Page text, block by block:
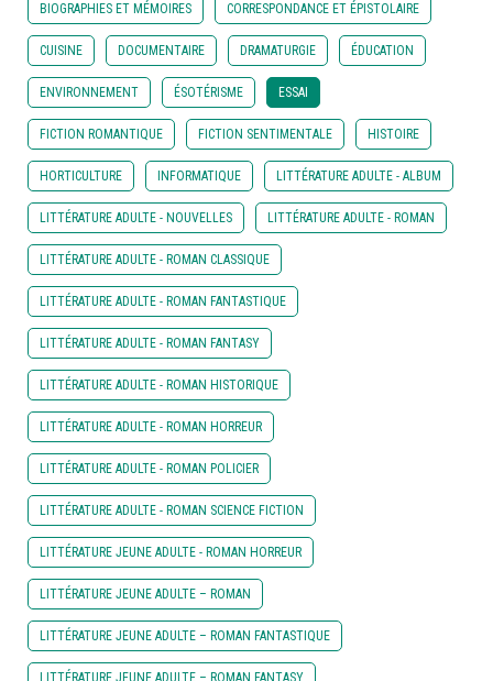
BIOGRAPHIES ET MÉMOIRES CORRESPONDANCE ET ÉPISTOLAIRE
CUISINE DOCUMENTAIRE DRAMATURGIE ÉDUCATION
ENVIRONNEMENT ÉSOTÉRISME ESSAI
FICTION ROMANTIQUE FICTION SENTIMENTALE HISTOIRE
HORTICULTURE INFORMATIQUE LITTÉRATURE ADULTE - ALBUM
LITTÉRATURE ADULTE - NOUVELLES LITTÉRATURE ADULTE - ROMAN
LITTÉRATURE ADULTE - ROMAN CLASSIQUE
LITTÉRATURE ADULTE - ROMAN FANTASTIQUE
LITTÉRATURE ADULTE - ROMAN FANTASY
LITTÉRATURE ADULTE - ROMAN HISTORIQUE
LITTÉRATURE ADULTE - ROMAN HORREUR
LITTÉRATURE ADULTE - ROMAN POLICIER
LITTÉRATURE ADULTE - ROMAN SCIENCE FICTION
LITTÉRATURE JEUNE ADULTE - ROMAN HORREUR
LITTÉRATURE JEUNE ADULTE – ROMAN
LITTÉRATURE JEUNE ADULTE – ROMAN FANTASTIQUE